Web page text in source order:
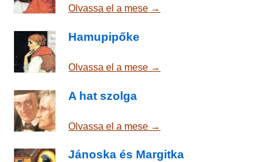
Olvassa el a mese →
Hamupipőke
Olvassa el a mese →
A hat szolga
Olvassa el a mese →
Jánoska és Margitka